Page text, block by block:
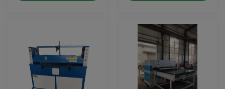
Путешествие фабрики
Проверка качества